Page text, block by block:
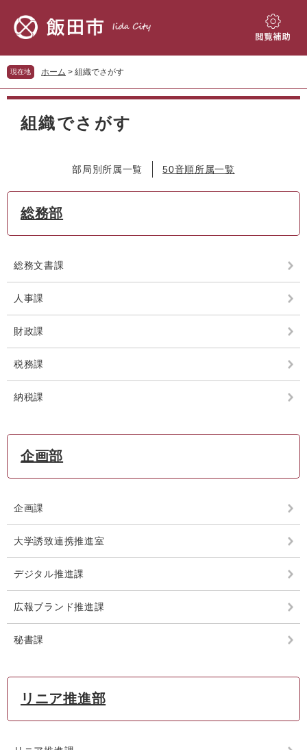
先
頭
を
飛
閲
現在地 ホーム > 組織でさがす
本
組織でさがす
部局別所属一覧 50音順所属一覧
総務部
総務文書課
人事課
財政課
税務課
納税課
企画部
企画課
大学誘致連携推進室
デジタル推進課
広報ブランド推進課
秘書課
リニア推進部